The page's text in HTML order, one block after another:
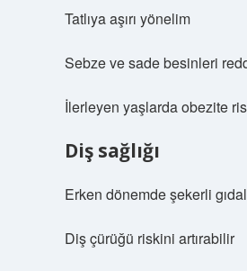
Tatlıya aşırı yönelim
Sebze ve sade besinleri
İlerleyen yaşlarda obezite
Diş sağlığı
Erken dönemde şekerli
Diş çürüğü riskini artırabilir